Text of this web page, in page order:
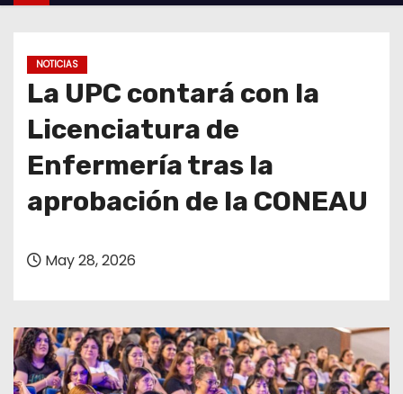
o
NOTICIAS
La UPC contará con la
Licenciatura de
Enfermería tras la
aprobación de la CONEAU
May 28, 2026